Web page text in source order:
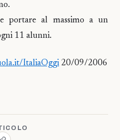
portare al massimo a un
11 alunni.
ItaliaOggi 20/09/2006